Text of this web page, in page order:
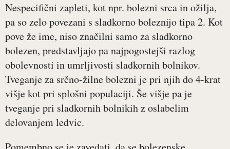
Nespecifični zapleti, kot npr. bolezni srca in ožilja,
pa so zelo povezani s sladkorno boleznijo tipa 2. Kot
pove že ime, niso značilni samo za sladkorno
bolezen, predstavljajo pa najpogostejši razlog
obolevnosti in umrljivosti sladkornih bolnikov.
Tveganje za srčno-žilne bolezni je pri njih do 4-krat
višje kot pri splošni populaciji. Še višje pa je
tveganje pri sladkornih bolnikih z oslabelim
delovanjem ledvic.